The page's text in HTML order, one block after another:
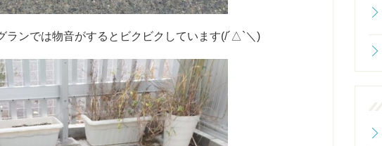
ランでは物音がするとビクビクしています(/´△`＼)